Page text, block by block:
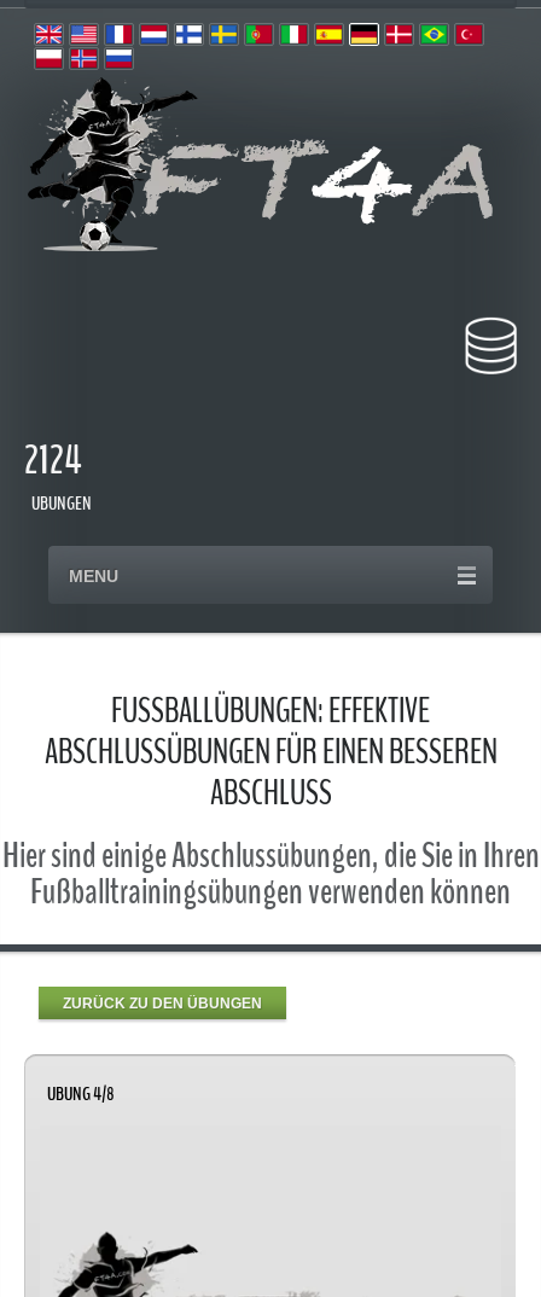
2124
UBUNGEN
MENU
FUSSBALLÜBUNGEN: EFFEKTIVE
ABSCHLUSSÜBUNGEN FÜR EINEN BESSEREN
ABSCHLUSS
Hier sind einige Abschlussübungen, die Sie in Ihren
Fußballtrainingsübungen verwenden können
ZURÜCK ZU DEN ÜBUNGEN
UBUNG 4/8